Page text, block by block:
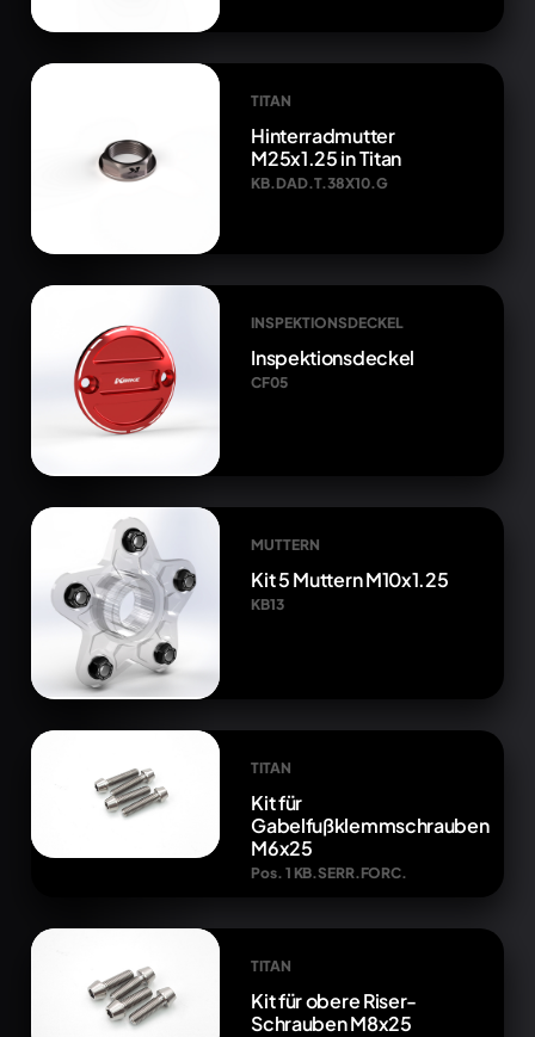
TITAN
Hinterradmutter
M25x1.25 in Titan
KB.DAD.T.38X10.G
INSPEKTIONSDECKEL
Inspektionsdeckel
CF05
MUTTERN
Kit 5 Muttern M10x1.25
KB13
TITAN
Kit für
Gabelfußklemmschrauben
M6x25
Pos. 1 KB.SERR.FORC.
TITAN
Kit für obere Riser-
Schrauben M8x25